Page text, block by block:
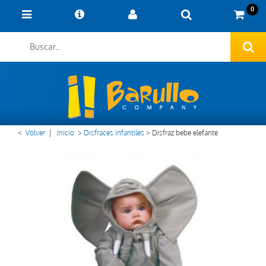
0
< Volver Inicio > Disfraces infantiles > Disfraz bebe elefante